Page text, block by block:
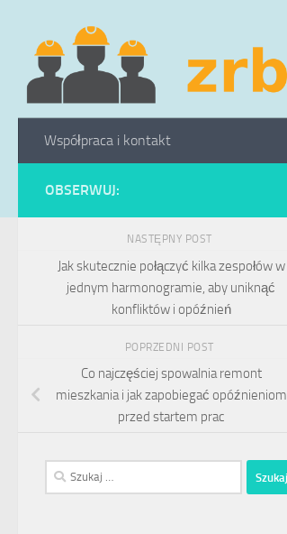
Skip to content
Współpraca i kontakt
OBSERWUJ:
NASTĘPNY POST
Jak skutecznie połączyć kilka zespołów w
jednym harmonogramie, aby uniknąć
konfliktów i opóźnień
POPRZEDNI POST
Co najczęściej spowalnia remont
mieszkania i jak zapobiegać opóźnieniom
przed startem prac
Szukaj: